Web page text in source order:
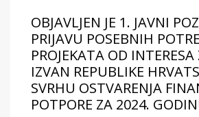
OBJAVLJEN JE 1. JAVNI
PRIJAVU POSEBNIH
PROJEKATA OD
IZVAN REPUBLIKE
SVRHU OSTVARENJA
POTPORE ZA 2024.